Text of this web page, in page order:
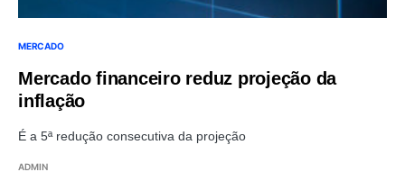
MERCADO
Mercado financeiro reduz projeção da
inflação
É a 5ª redução consecutiva da projeção
ADMIN